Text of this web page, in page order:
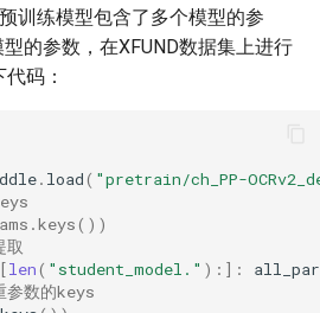
训练模型包含了多个模型的参
的参数，在XFUND数据集上进行
码：
. load( "pretrain/ch_PP-
取
[len( "student_model." ):]:
参数的keys